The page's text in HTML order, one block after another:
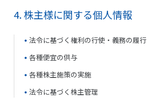
4. 株主様に関する個人情報
法令に基づく権利の行使・義務の履行
各種便宜の供与
各種株主施策の実施
法令に基づく株主管理